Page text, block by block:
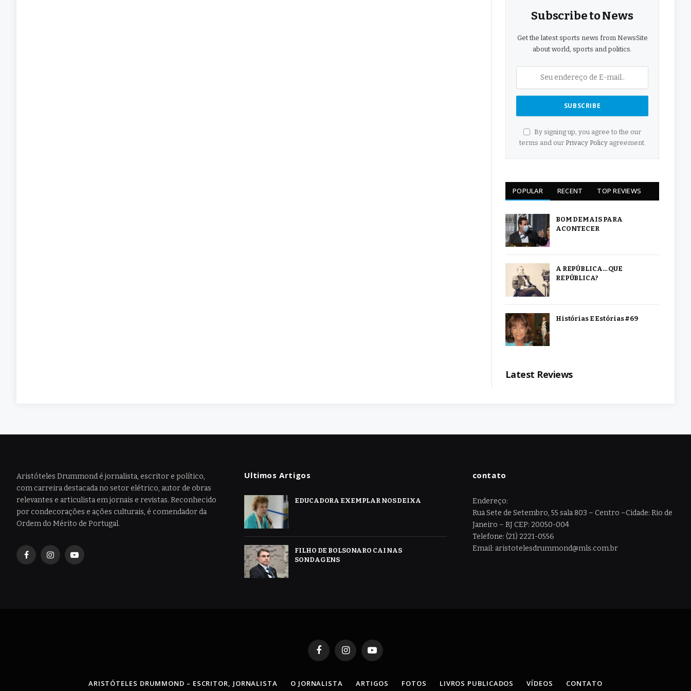
Subscribe to News
Get the latest sports news from NewsSite
about world, sports and politics.
By signing up, you agree to the our
terms and our Privacy Policyagreement.
POPULAR RECENT TOP REVIEWS
BOM DEMAIS PARA
ACONTECER
A REPÚBLICA… QUE
REPÚBLICA?
Histórias E Estórias #69
Latest Reviews
Aristóteles Drummond é jornalista, escritor e político,
com carreira destacada no setor elétrico, autor de obras
relevantes e articulista em jornais e revistas. Reconhecido
por condecorações e ações culturais, é comendador da
Ordem do Mérito de Portugal.
FacebookInstagramYouTube
Ultimos Artigos
EDUCADORA EXEMPLAR NOS DEIXA
FILHO DE BOLSONARO CAI NAS
SONDAGENS
contato
Endereço:
Rua Sete de Setembro, 55 sala 803 – Centro –Cidade: Rio de
Janeiro – RJ CEP: 20050-004
Telefone: (21) 2221-0556
Email: aristotelesdrummond@mls.com.br
FacebookInstagramYouTube
ARISTÓTELES DRUMMOND – ESCRITOR, JORNALISTA O JORNALISTA ARTIGOS FOTOS LIVROS PUBLICADOS VÍDEOS CONTATO